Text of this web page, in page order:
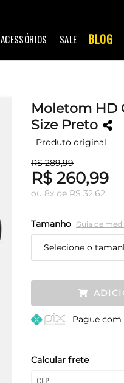
ACESSÓRIOS SALE BLOG
Moletom HD
Size Preto
Produto original
R$ 289,99
R$ 260,99
ou 8x de R$ 32,62
Tamanho Guia de
Selecione o
Plus G
Pague com
Calcular frete